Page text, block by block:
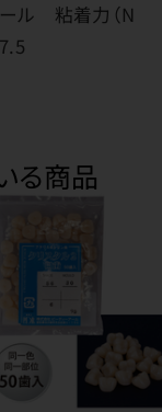
ール 粘着力（N
る商品